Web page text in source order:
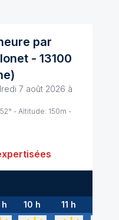
par
- 13100
)
7 août 2026 à
° - Altitude: 150m -
10 h 11 h